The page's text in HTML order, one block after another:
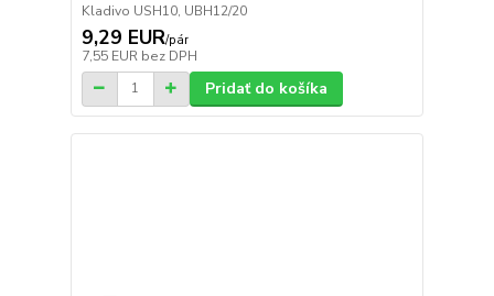
Kladivo USH10, UBH12/20
9,29 EUR/pár
7,55 EUR bez DPH
Pridať do košíka